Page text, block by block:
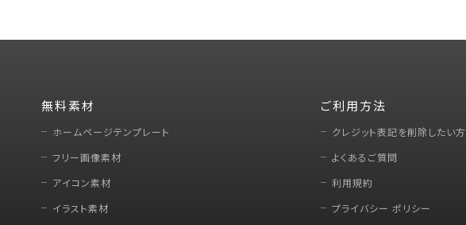
無料素材
ホームページテンプレート
フリー画像素材
アイコン素材
イラスト素材
ご利用方法
クレジット表記を削除したい方
よくあるご質問
利用規約
プライバシー ポリシー